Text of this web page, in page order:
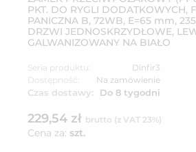
PKT. DO RYGLI DODATKOWYCH,
PANICZNA B, 72WB, E=65 mm,
DRZWI JEDNOSKRZYDŁOWE,
GALWANIZOWANY NA BIAŁO
Seria produktu:
Dinfir3
Dostępność:
Na zamówienie
Czas dostawy: Do 8 tygodni
229,54 zł brutto (z VAT 23%)
Cena za: szt.